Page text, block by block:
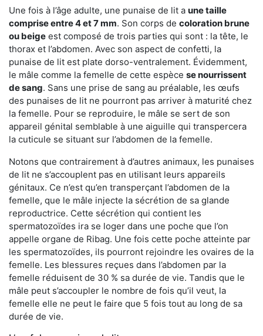
Une fois à l’âge adulte, une punaise de lit a une taille
comprise entre 4 et 7 mm. Son corps de coloration brune
ou beige est composé de trois parties qui sont : la tête, le
thorax et l’abdomen. Avec son aspect de confetti, la
punaise de lit est plate dorso-ventralement. Évidemment,
le mâle comme la femelle de cette espèce se nourrissent
de sang. Sans une prise de sang au préalable, les œufs
des punaises de lit ne pourront pas arriver à maturité chez
la femelle. Pour se reproduire, le mâle se sert de son
appareil génital semblable à une aiguille qui transpercera
la cuticule se situant sur l’abdomen de la femelle.
Notons que contrairement à d’autres animaux, les punaises
de lit ne s’accouplent pas en utilisant leurs appareils
génitaux. Ce n’est qu’en transperçant l’abdomen de la
femelle, que le mâle injecte la sécrétion de sa glande
reproductrice. Cette sécrétion qui contient les
spermatozoïdes ira se loger dans une poche que l’on
appelle organe de Ribag. Une fois cette poche atteinte par
les spermatozoïdes, ils pourront rejoindre les ovaires de la
femelle. Les blessures reçues dans l’abdomen par la
femelle réduisent de 30 % sa durée de vie. Tandis que le
mâle peut s’accoupler le nombre de fois qu’il veut, la
femelle elle ne peut le faire que 5 fois tout au long de sa
durée de vie.